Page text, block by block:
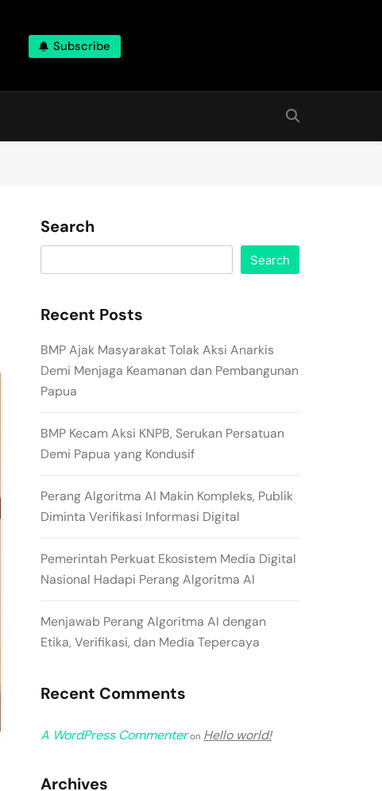
Subscribe
Search
Search
Recent Posts
BMP Ajak Masyarakat Tolak Aksi Anarkis
Demi Menjaga Keamanan dan Pembangunan
Papua
BMP Kecam Aksi KNPB, Serukan Persatuan
Demi Papua yang Kondusif
Perang Algoritma AI Makin Kompleks, Publik
Diminta Verifikasi Informasi Digital
Pemerintah Perkuat Ekosistem Media Digital
Nasional Hadapi Perang Algoritma AI
Menjawab Perang Algoritma AI dengan
Etika, Verifikasi, dan Media Tepercaya
Recent Comments
A WordPress Commenteron Hello world!
Archives